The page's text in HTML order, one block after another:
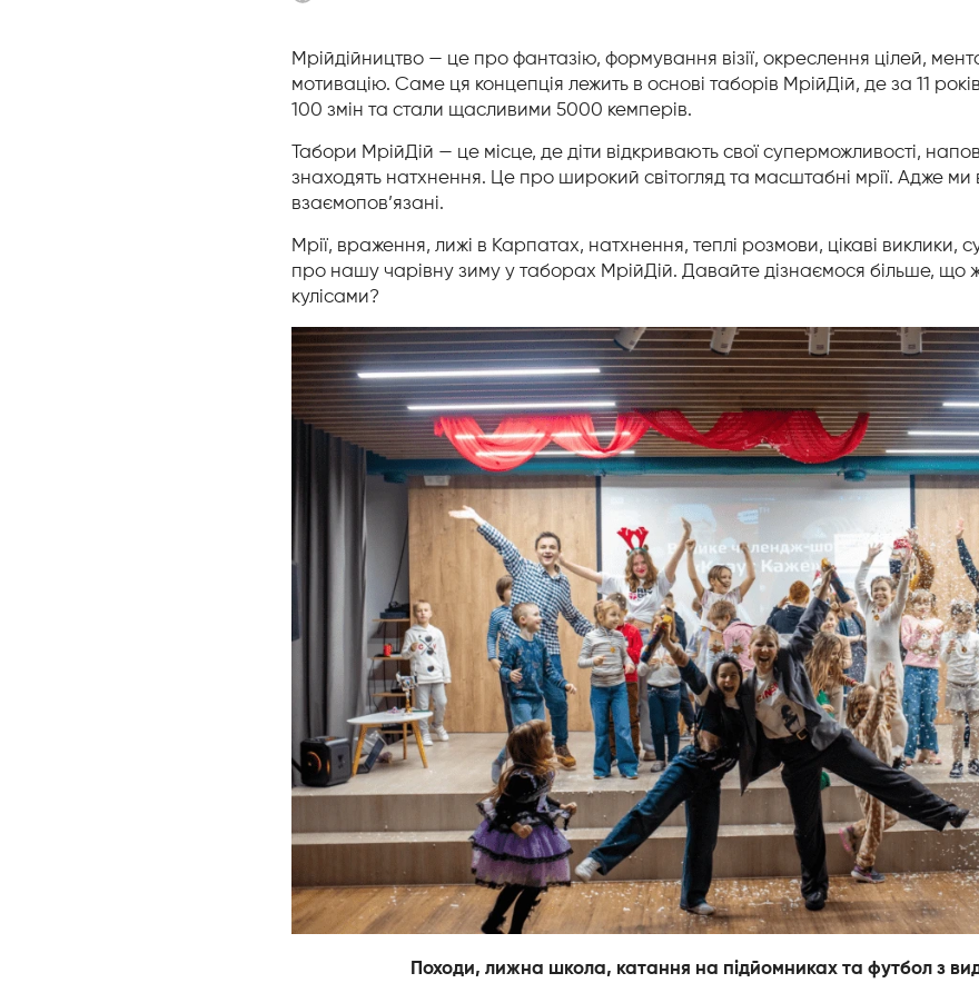
Мрійдійництво — це про фантазію, формування візії, окреслення цілей,
мотивацію. Саме ця концепція лежить в основі таборів МрійДій, де за 11
100 змін та стали щасливими 5000 кемперів.
Табори МрійДій — це місце, де діти відкривають свої суперможливості,
знаходять натхнення. Це про широкий світогляд та масштабні мрії. Адже ми
взаємопов’язані.
Мрії, враження, лижі в Карпатах, натхнення, теплі розмови, цікаві
про нашу чарівну зиму у таборах МрійДій. Давайте дізнаємося більше, що
кулісами?
Походи, лижна школа, катання на підйомниках та футбол з